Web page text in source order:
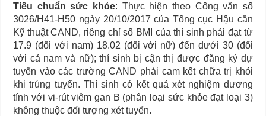
Tiêu chuẩn sức khỏe: Thực hiện theo Công văn số
3026/H41-H50 ngày 20/10/2017 của Tổng cục Hậu cần
Kỹ thuật CAND, riêng chỉ số BMI của thí sinh phải đạt từ
17.9 (đối với nam) 18.02 (đối với nữ) đến dưới 30 (đối
với cả nam và nữ); thí sinh bị cận thị được đăng ký dự
tuyển vào các trường CAND phải cam kết chữa trị khỏi
khi trúng tuyển. Thí sinh có kết quả xét nghiệm dương
tính với vi-rút viêm gan B (phân loại sức khỏe đạt loại 3)
không thuộc đối tượng xét tuyển.